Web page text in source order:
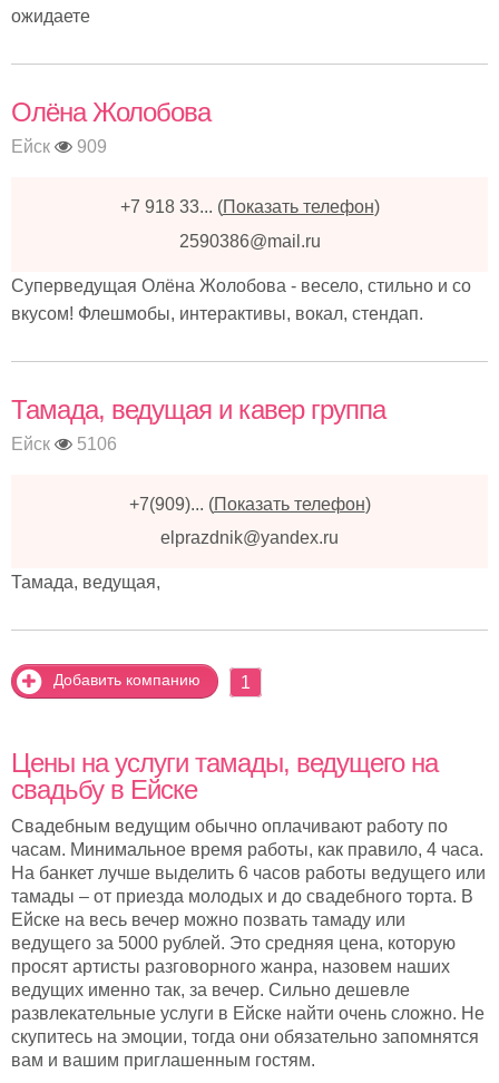
ожидаете
Олёна Жолобова
Ейск 909
+7 918 33... (Показать телефон)
2590386@mail.ru
Суперведущая Олёна Жолобова - весело, стильно и со
вкусом! Флешмобы, интерактивы, вокал, стендап.
Тамада, ведущая и кавер группа
Ейск 5106
+7(909)... (Показать телефон)
elprazdnik@yandex.ru
Тамада, ведущая,
Добавить компанию 1
Цены на услуги тамады, ведущего на
свадьбу в Ейске
Свадебным ведущим обычно оплачивают работу по
часам. Минимальное время работы, как правило, 4 часа.
На банкет лучше выделить 6 часов работы ведущего или
тамады – от приезда молодых и до свадебного торта. В
Ейске на весь вечер можно позвать тамаду или
ведущего за 5000 рублей. Это средняя цена, которую
просят артисты разговорного жанра, назовем наших
ведущих именно так, за вечер. Сильно дешевле
развлекательные услуги в Ейске найти очень сложно. Не
скупитесь на эмоции, тогда они обязательно запомнятся
вам и вашим приглашенным гостям.